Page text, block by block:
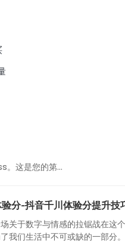
。这是您的第…
分-抖音千川体验分提升技
关于数字与情感的拉锯战在这
我们生活中不可或缺的一部分